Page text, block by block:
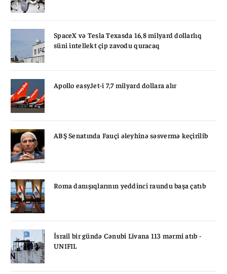
SpaceX və Tesla Texasda 16,8 milyard dollarlıq
süni intellekt çip zavodu quracaq
Apollo easyJet-i 7,7 milyard dollara alır
ABŞ Senatında Fauçi əleyhinə səsvermə keçirilib
Roma danışıqlarının yeddinci raundu başa çatıb
İsrail bir gündə Cənubi Livana 113 mərmi atıb -
UNIFIL